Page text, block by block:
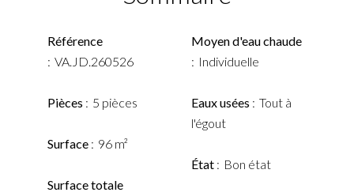
Référence
VA.JD.260526
Pièces 5 pièces
Surface 96 m²
Surface totale
Moyen d'eau chaude
Individuelle
Eaux usées
Tout à
l'égout
État Bon état